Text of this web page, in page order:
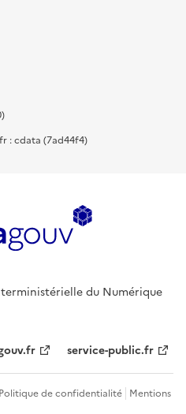
: cdata (7ad44f4)
du Numérique
service-public.fr
Politique de confidentialité Mentions